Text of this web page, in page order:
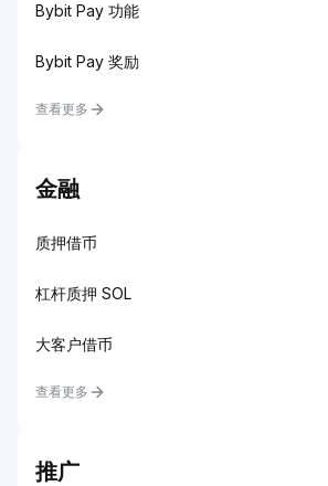
Bybit Pay 功能
Bybit Pay 奖励
查看更多
金融
质押借币
杠杆质押 SOL
大客户借币
查看更多
推广